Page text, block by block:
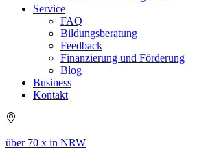
Service
FAQ
Bildungsberatung
Feedback
Finanzierung und Förderung
Blog
Business
Kontakt
über 70 x in NRW